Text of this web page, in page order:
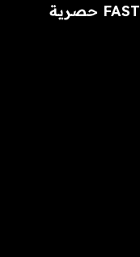
أرض المعارض تطلق أول قناة FAST حصرية